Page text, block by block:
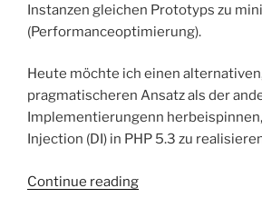
Instanzen gleichen Prototyps zu
(Performanceoptimierung).
Heute möchte ich einen
pragmatischeren Ansatz als der
Implementierungenn
Injection (DI) in PHP 5.3 zu
Continue reading“Dependency